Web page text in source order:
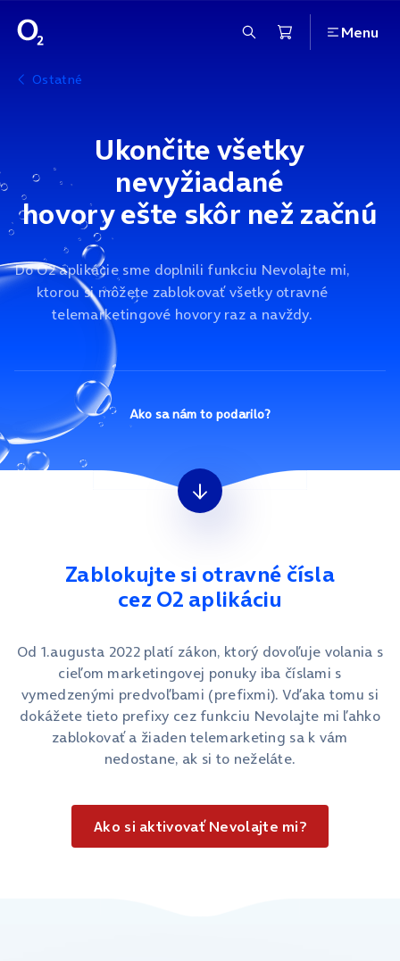
Menu
Ostatné
Ukončite všetky
nevyžiadané
hovory ešte skôr než začnú
Do O2 aplikácie sme doplnili funkciu Nevolajte mi,
ktorou si môžete zablokovať všetky otravné
telemarketingové hovory raz a navždy.
Ako sa nám to podarilo?
Zablokujte si otravné čísla
cez O2 aplikáciu
Od 1.augusta 2022 platí zákon, ktorý dovoľuje volania s
cieľom marketingovej ponuky iba číslami s
vymedzenými predvoľbami (prefixmi). Vďaka tomu si
dokážete tieto prefixy cez funkciu Nevolajte mi ľahko
zablokovať a žiaden telemarketing sa k vám
nedostane, ak si to neželáte.
Ako si aktivovať Nevolajte mi?